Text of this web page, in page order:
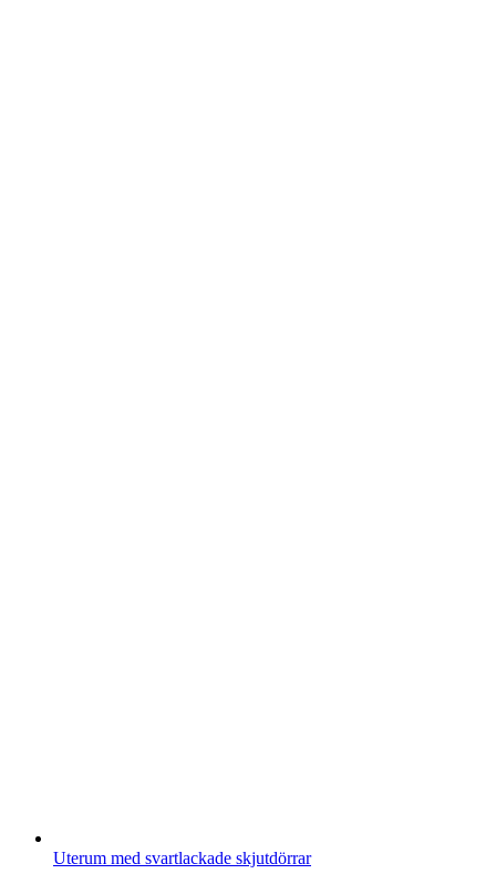
Uterum med svartlackade skjutdörrar